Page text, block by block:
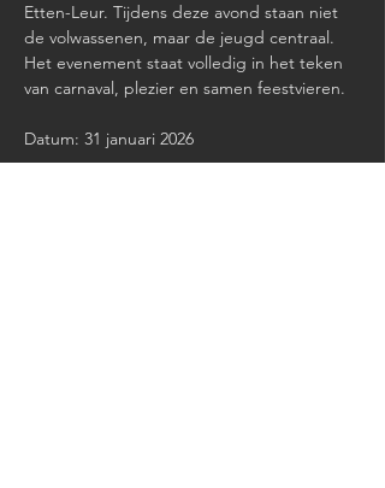
Etten-Leur. Tijdens deze avond staan niet
de volwassenen, maar de jeugd centraal.
Het evenement staat volledig in het teken
van carnaval, plezier en samen feestvieren.
Datum: 31 januari 2026